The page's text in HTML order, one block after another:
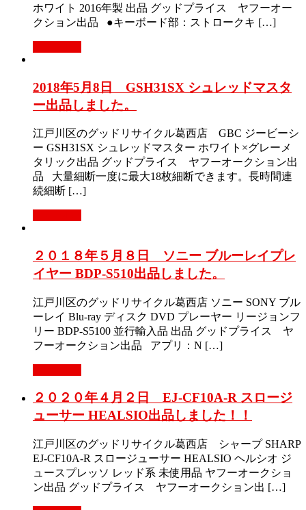
ホワイト 2016年製 出品 グッドプライス ヤフーオー
クション出品 ●キーボード部：ストロークキ […]
2018年5月8日 GSH31SX シュレッドマスタ
ー出品しました。
江戸川区のグッドリサイクル葛西店 GBC ジービーシ
ー GSH31SX シュレッドマスター ホワイト×グレーメ
タリック出品 グッドプライス ヤフーオークション出
品 大量細断一度に最大18枚細断できます。長時間連
続細断 […]
２０１８年５月８日 ソニー ブルーレイプレ
イヤー BDP-S510出品しました。
江戸川区のグッドリサイクル葛西店 ソニー SONY ブル
ーレイ Blu-ray ディスク DVD プレーヤー リージョンフ
リー BDP-S5100 並行輸入品 出品 グッドプライス ヤ
フーオークション出品 アプリ：N […]
２０２０年４月２日 EJ-CF10A-R スロージ
ューサー HEALSIO出品しました！！
江戸川区のグッドリサイクル葛西店 シャープ SHARP
EJ-CF10A-R スロージューサー HEALSIO ヘルシオ ジ
ュースプレッソ レッド系 未使用品 ヤフーオークショ
ン出品 グッドプライス ヤフーオークション出 […]